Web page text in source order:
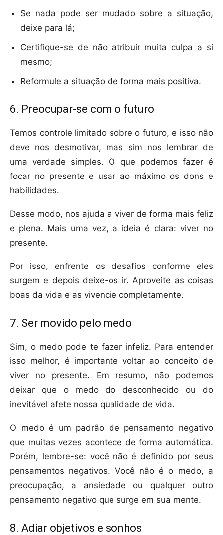
Se nada pode ser mudado sobre a situação,
deixe para lá;
Certifique-se de não atribuir muita culpa a si
mesmo;
Reformule a situação de forma mais positiva.
6. Preocupar-se com o futuro
Temos controle limitado sobre o futuro, e isso não
deve nos desmotivar, mas sim nos lembrar de
uma verdade simples. O que podemos fazer é
focar no presente e usar ao máximo os dons e
habilidades.
Desse modo, nos ajuda a viver de forma mais feliz
e plena. Mais uma vez, a ideia é clara: viver no
presente.
Por isso, enfrente os desafios conforme eles
surgem e depois deixe-os ir. Aproveite as coisas
boas da vida e as vivencie completamente.
7. Ser movido pelo medo
Sim, o medo pode te fazer infeliz. Para entender
isso melhor, é importante voltar ao conceito de
viver no presente. Em resumo, não podemos
deixar que o medo do desconhecido ou do
inevitável afete nossa qualidade de vida.
O medo é um padrão de pensamento negativo
que muitas vezes acontece de forma automática.
Porém, lembre-se: você não é definido por seus
pensamentos negativos. Você não é o medo, a
preocupação, a ansiedade ou qualquer outro
pensamento negativo que surge em sua mente.
8. Adiar objetivos e sonhos